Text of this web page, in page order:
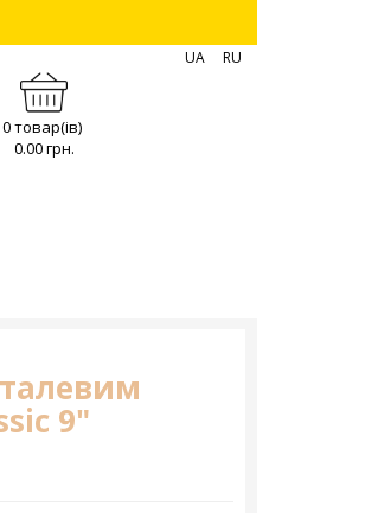
0 товар(ів)
0.00 грн.
UA RU
9"